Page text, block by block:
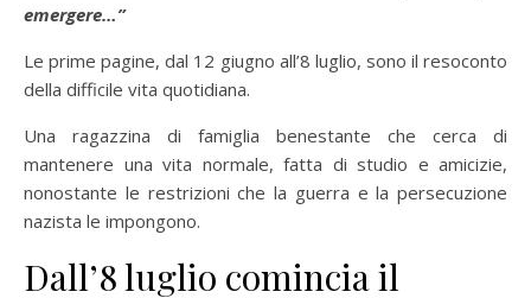
emergere…”
Le prime pagine, dal 12 giugno all’8 luglio, sono il resoconto
della difficile vita quotidiana.
Una ragazzina di famiglia benestante che cerca di
mantenere una vita normale, fatta di studio e amicizie,
nonostante le restrizioni che la guerra e la persecuzione
nazista le impongono.
Dall’8 luglio comincia il